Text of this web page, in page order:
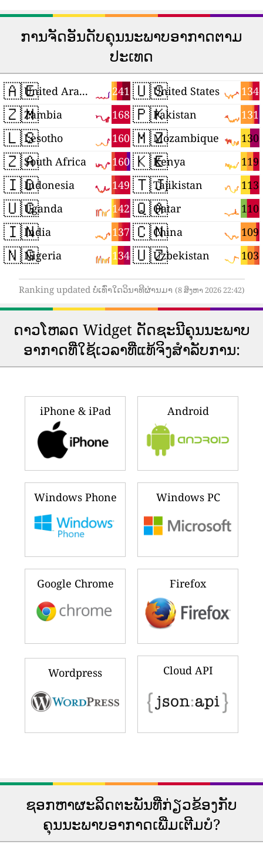
ການຈັດອັນດັບຄຸນນະພາບອາກາດຕາມ
ປະເທດ
🇦🇪 241
United Arab Emirates
🇿🇲 168
Zambia
🇱🇸 160
Lesotho
🇿🇦 160
South Africa
🇮🇩 149
Indonesia
🇺🇬 142
Uganda
🇮🇳 137
India
🇳🇬 134
Nigeria
🇺🇸 134
United States
🇵🇰 131
Pakistan
🇲🇿 130
Mozambique
🇰🇪 119
Kenya
🇹🇯 113
Tajikistan
🇶🇦 110
Qatar
🇨🇳 109
China
🇺🇿 103
Uzbekistan
Ranking updated ບໍ່ເທົ່າໃດວິນາທີຜ່ານມາ (8 ສິງຫາ 2026 22:42)
ດາວ​ໂຫລດ Widget ດັດ​ຊະ​ນີ​ຄຸນ​ນະ​ພາບ​
ອາ​ກາດ​ທີ່​ໃຊ້​ເວ​ລາ​ທີ່​ແທ້​ຈິງ​ສໍາ​ລັບ​ການ​:
iPhone & iPad Android
Windows Phone Windows PC
Google Chrome Firefox
Wordpress Cloud API
ຊອກຫາຜະລິດຕະພັນທີ່ກ່ຽວຂ້ອງກັບ
ຄຸນນະພາບອາກາດເພີ່ມເຕີມບໍ?